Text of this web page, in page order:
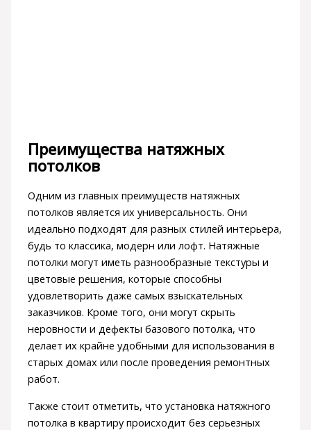
Преимущества натяжных
потолков
Одним из главных преимуществ натяжных
потолков является их универсальность. Они
идеально подходят для разных стилей интерьера,
будь то классика, модерн или лофт. Натяжные
потолки могут иметь разнообразные текстуры и
цветовые решения, которые способны
удовлетворить даже самых взыскательных
заказчиков. Кроме того, они могут скрыть
неровности и дефекты базового потолка, что
делает их крайне удобными для использования в
старых домах или после проведения ремонтных
работ.
Также стоит отметить, что установка натяжного
потолка в квартиру происходит без серьезных